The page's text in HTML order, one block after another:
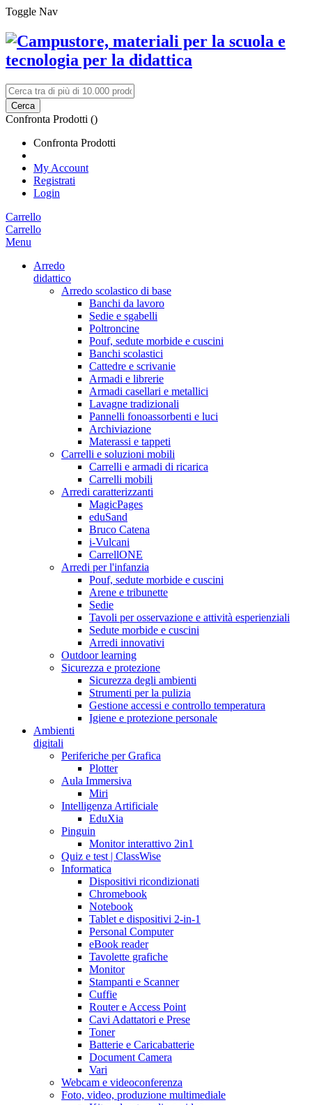
Toggle Nav
Cerca
Confronta Prodotti ()
Confronta Prodotti
My Account
Registrati
Login
Carrello
Carrello
Menu
Arredo
didattico
Arredo scolastico di base
Banchi da lavoro
Sedie e sgabelli
Poltroncine
Pouf, sedute morbide e cuscini
Banchi scolastici
Cattedre e scrivanie
Armadi e librerie
Armadi casellari e metallici
Lavagne tradizionali
Pannelli fonoassorbenti e luci
Archiviazione
Materassi e tappeti
Carrelli e soluzioni mobili
Carrelli e armadi di ricarica
Carrelli mobili
Arredi caratterizzanti
MagicPages
eduSand
Bruco Catena
i-Vulcani
CarrellONE
Arredi per l'infanzia
Pouf, sedute morbide e cuscini
Arene e tribunette
Sedie
Tavoli per osservazione e attività esperienziali
Sedute morbide e cuscini
Arredi innovativi
Outdoor learning
Sicurezza e protezione
Sicurezza degli ambienti
Strumenti per la pulizia
Gestione accessi e controllo temperatura
Igiene e protezione personale
Ambienti
digitali
Periferiche per Grafica
Plotter
Aula Immersiva
Miri
Intelligenza Artificiale
EduXia
Pinguin
Monitor interattivo 2in1
Quiz e test | ClassWise
Informatica
Dispositivi ricondizionati
Chromebook
Notebook
Tablet e dispositivi 2-in-1
Personal Computer
eBook reader
Tavolette grafiche
Monitor
Stampanti e Scanner
Cuffie
Router e Access Point
Cavi Adattatori e Prese
Toner
Batterie e Caricabatterie
Document Camera
Vari
Webcam e videoconferenza
Foto, video, produzione multimediale